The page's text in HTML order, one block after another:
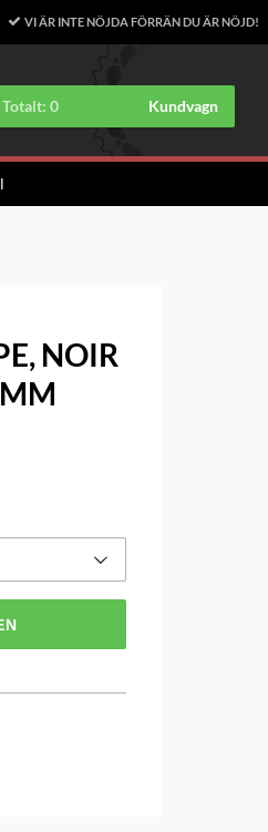
VI ÄR INTE NÖJDA FÖRRÄN DU ÄR NÖJD!
Totalt: 0 Kundvagn
NOIR